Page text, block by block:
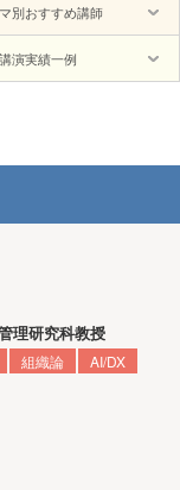
別おすすめ講師
講演実績一例
理研究科教授
組織論 AI/DX